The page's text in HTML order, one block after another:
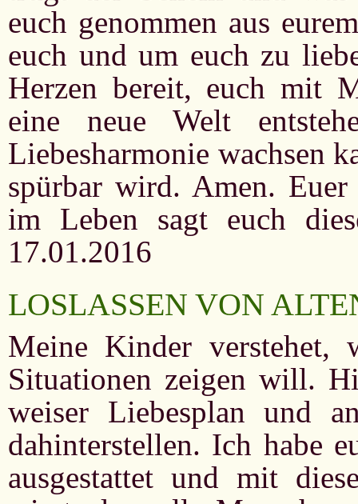
euch genommen aus
euch und um euch zu
Herzen bereit, euch mit
eine neue Welt
Liebesharmonie wachsen
spürbar wird. Amen.
im Leben sagt euch
17.01.2016
LOSLASSEN VON
Meine Kinder verstehet,
Situationen zeigen will.
weiser Liebesplan und
dahinterstellen. Ich habe
ausgestattet und mit